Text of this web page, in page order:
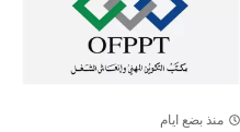
منذ بضع ايام